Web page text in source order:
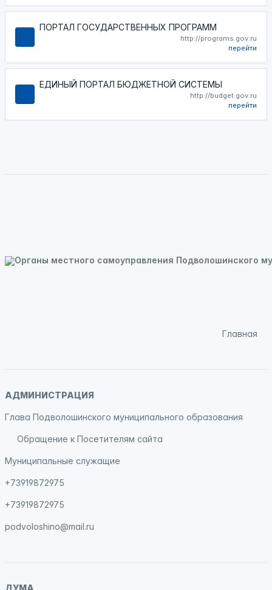
ПОРТАЛ ГОСУДАРСТВЕННЫХ ПРОГРАММ
http://programs.gov.ru
перейти
ЕДИНЫЙ ПОРТАЛ БЮДЖЕТНОЙ СИСТЕМЫ
http://budget.gov.ru
перейти
Главная
АДМИНИСТРАЦИЯ
Глава Подволошинского муниципального образования
Обращение к Посетителям сайта
Муниципальные служащие
+73919872975
+73919872975
podvoloshino@mail.ru
ДУМА